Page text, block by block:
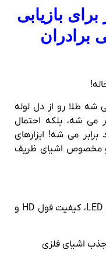
بازیابی
برادران
شه طلا رو از دل لوله
می‌ شه، بلکه احتمال
می‌ شه! ابزارهای
و مخصوص اشیای ظریف
دوربین لوله‌ بازکنی پیشرفته با نور LED، کیفیت فول HD و
اشیای فلزی